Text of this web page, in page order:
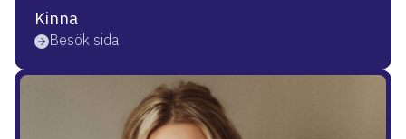
Kinna
Besök sida